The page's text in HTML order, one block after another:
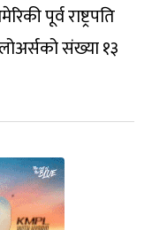
पूर्व राष्ट्रपति
संख्या १३